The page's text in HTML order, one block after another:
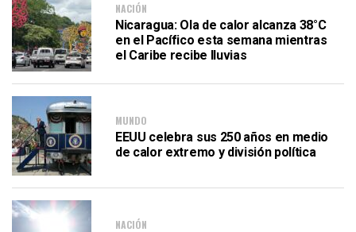
NACIÓN
Nicaragua: Ola de calor alcanza 38°C
en el Pacífico esta semana mientras
el Caribe recibe lluvias
MUNDO
EEUU celebra sus 250 años en medio
de calor extremo y división política
NACIÓN